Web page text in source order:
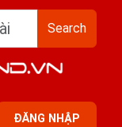
Search
ĐĂNG NHẬP